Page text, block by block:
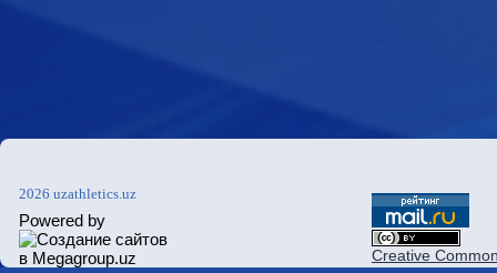
2026 uzathletics.uz
Powered by
Creative